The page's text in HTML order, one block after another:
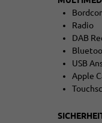
Radio
DAB
USB
Apple